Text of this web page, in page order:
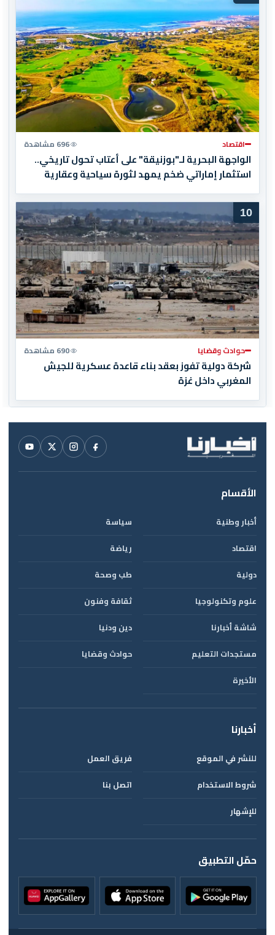
اقتصاد 696 مشاهدة
الواجهة البحرية لـ"بوزنيقة" على أعتاب تحول تاريخي..
استثمار إماراتي ضخم يمهد لثورة سياحية وعقارية
10
حوادث وقضايا 690 مشاهدة
شركة دولية تفوز بعقد بناء قاعدة عسكرية للجيش
المغربي داخل غزة
الأقسام
أخبار وطنية
سياسة
اقتصاد
رياضة
دولية
طب وصحة
علوم وتكنولوجيا
ثقافة وفنون
شاشة أخبارنا
دين ودنيا
مستجدات التعليم
حوادث وقضايا
الأخيرة
أخبارنا
للنشر في الموقع
فريق العمل
شروط الاستخدام
اتصل بنا
للإشهار
حمّل التطبيق